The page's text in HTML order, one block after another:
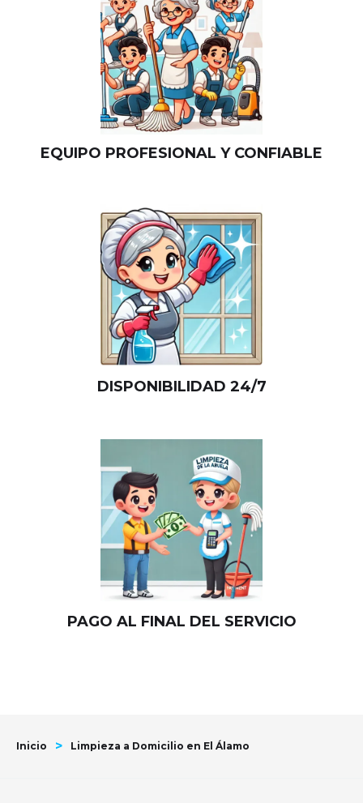
EQUIPO PROFESIONAL Y CONFIABLE
DISPONIBILIDAD 24/7
PAGO AL FINAL DEL SERVICIO
Inicio > Limpieza a Domicilio en El Álamo